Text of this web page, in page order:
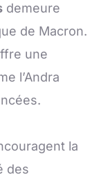
demeure
de Macron.
une
l’Andra
la
des